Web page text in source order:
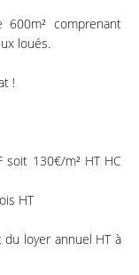
comprenant
loués.
!
130€/m² HT HC
HT
loyer annuel HT à